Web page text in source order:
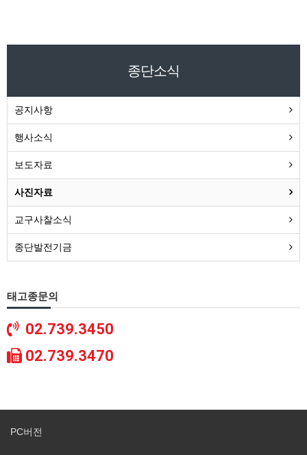
종단소식
공지사항
행사소식
보도자료
사진자료
교구사찰소식
종단발전기금
태고종문의
02.739.3450
02.739.3470
PC버전